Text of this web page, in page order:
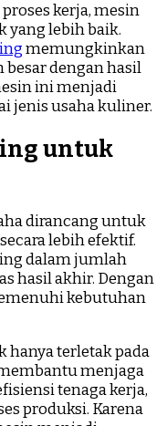
kerja, mesin
yang lebih baik.
memungkinkan
dengan hasil
ini menjadi
jenis usaha kuliner.
untuk
dirancang untuk
lebih efektif.
dalam jumlah
hasil akhir. Dengan
kebutuhan
hanya terletak pada
menjaga
tenaga kerja,
produksi. Karena